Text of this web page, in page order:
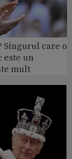
Singurul care o
este un
mult